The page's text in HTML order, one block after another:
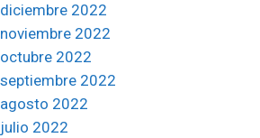
diciembre 2022
noviembre 2022
octubre 2022
septiembre 2022
agosto 2022
julio 2022